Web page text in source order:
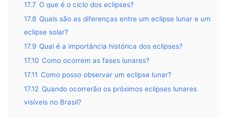
17.7 O que é o ciclo dos eclipses?
17.8 Quais são as diferenças entre um eclipse lunar e um
eclipse solar?
17.9 Qual é a importância histórica dos eclipses?
17.10 Como ocorrem as fases lunares?
17.11 Como posso observar um eclipse lunar?
17.12 Quando ocorrerão os próximos eclipses lunares
visíveis no Brasil?